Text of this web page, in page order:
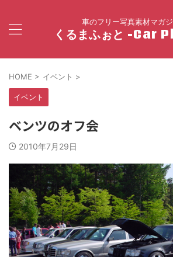
車のフリー写真素材マガ
くるまふぉと -Car
HOME > イベント >
イベント
ベンツのオフ会
2010年7月29日